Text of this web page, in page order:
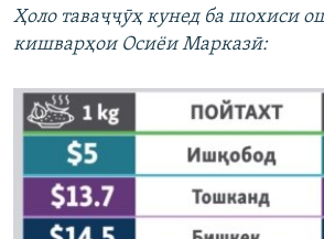
Ҳоло таваҷҷӯҳ кунед ба шохиси
кишварҳои Осиёи Марказӣ: